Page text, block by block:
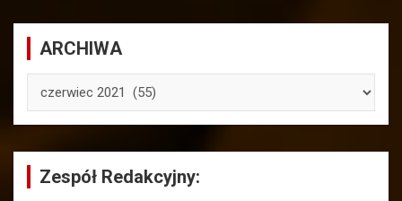
ARCHIWA
Zespół Redakcyjny: